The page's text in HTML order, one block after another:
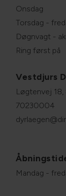
Onsdag
Torsdag -
Døgnvagt -
Ring først på
Vestdjurs
Løgtenvej
70230004
Mandag -